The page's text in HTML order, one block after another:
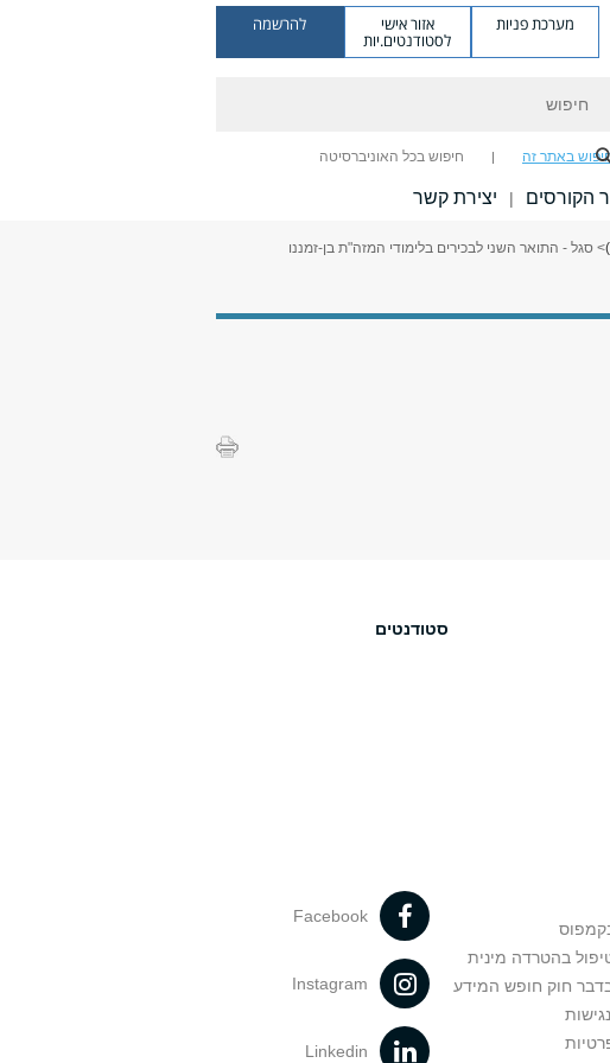
מערכת פניות אזור אישי
לסטודנטים.יות
להרשמה
באתר זה חיפוש בכל האוניברסיטה
הקורסים | יצירת קשר
> סגל - התואר השני לבכירים בלימודי המזה"ת בן-זמננו
סטודנטים
בהטרדה מינית
חוק חופש המידע
Facebook
Instagram
Linkedin